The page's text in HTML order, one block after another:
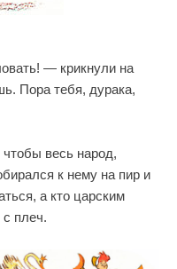
— крикнули на
Пора тебя, дурака,
чтобы весь народ,
к нему на пир и
а кто царским
плеч.